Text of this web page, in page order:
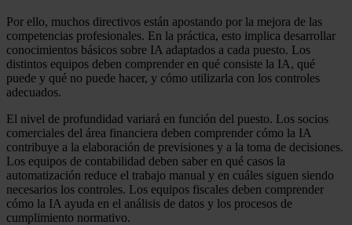
Por ello, muchos directivos están apostando por la mejora de las
competencias profesionales. En la práctica, esto implica desarrollar
conocimientos básicos sobre IA adaptados a cada puesto. Los
distintos equipos deben comprender en qué consiste la IA, qué
puede y qué no puede hacer, y cómo utilizarla con los controles
adecuados.
El nivel de profundidad variará en función del puesto. Los socios
comerciales del área financiera deben comprender cómo la IA
contribuye a la elaboración de previsiones y a la toma de decisiones.
Los equipos de contabilidad deben saber en qué casos la
automatización reduce el trabajo manual y en cuáles siguen siendo
necesarios los controles. Los equipos fiscales deben comprender
cómo la IA ayuda en el análisis de datos y los procesos de
cumplimiento normativo.